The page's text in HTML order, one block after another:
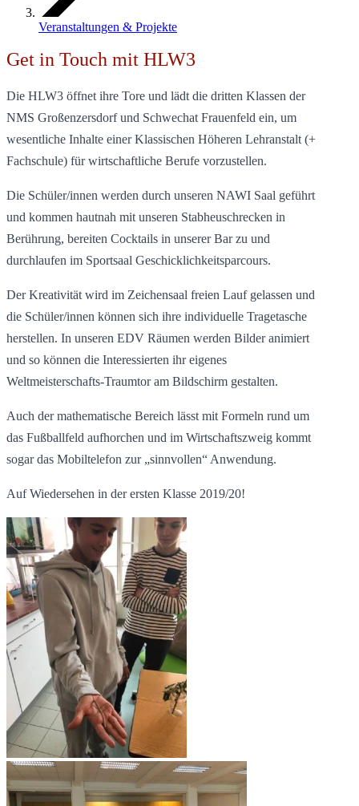
Veranstaltungen & Projekte
Get in Touch mit HLW3
Die HLW3 öffnet ihre Tore und lädt die dritten Klassen der
NMS Großenzersdorf und Schwechat Frauenfeld ein, um
wesentliche Inhalte einer Klassischen Höheren Lehranstalt (+
Fachschule) für wirtschaftliche Berufe vorzustellen.
Die Schüler/innen werden durch unseren NAWI Saal geführt
und kommen hautnah mit unseren Stabheuschrecken in
Berührung, bereiten Cocktails in unserer Bar zu und
durchlaufen im Sportsaal Geschicklichkeitsparcours.
Der Kreativität wird im Zeichensaal freien Lauf gelassen und
die Schüler/innen können sich ihre individuelle Tragetasche
herstellen. In unseren EDV Räumen werden Bilder animiert
und so können die Interessierten ihr eigenes
Weltmeisterschafts-Traumtor am Bildschirm gestalten.
Auch der mathematische Bereich lässt mit Formeln rund um
das Fußballfeld aufhorchen und im Wirtschaftszweig kommt
sogar das Mobiltelefon zur „sinnvollen“ Anwendung.
Auf Wiedersehen in der ersten Klasse 2019/20!